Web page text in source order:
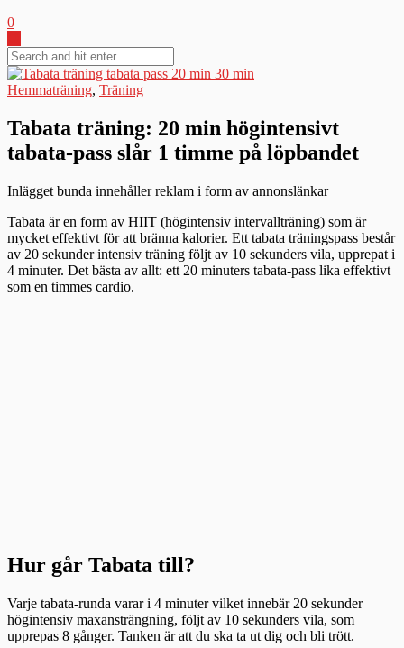
0
Hemmaträning, Träning
Tabata träning: 20 min högintensivt
tabata-pass slår 1 timme på löpbandet
Inlägget bunda innehåller reklam i form av annonslänkar
Tabata är en form av HIIT (högintensiv intervallträning) som är
mycket effektivt för att bränna kalorier. Ett tabata träningspass består
av 20 sekunder intensiv träning följt av 10 sekunders vila, upprepat i
4 minuter. Det bästa av allt: ett 20 minuters tabata-pass lika effektivt
som en timmes cardio.
Hur går Tabata till?
Varje tabata-runda varar i 4 minuter vilket innebär 20 sekunder
högintensiv maxansträngning, följt av 10 sekunders vila, som
upprepas 8 gånger. Tanken är att du ska ta ut dig och bli trött.